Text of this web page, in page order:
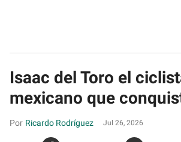
Isaac del Toro el
mexicano que
Ricardo Rodríguez Jul 26, 2026